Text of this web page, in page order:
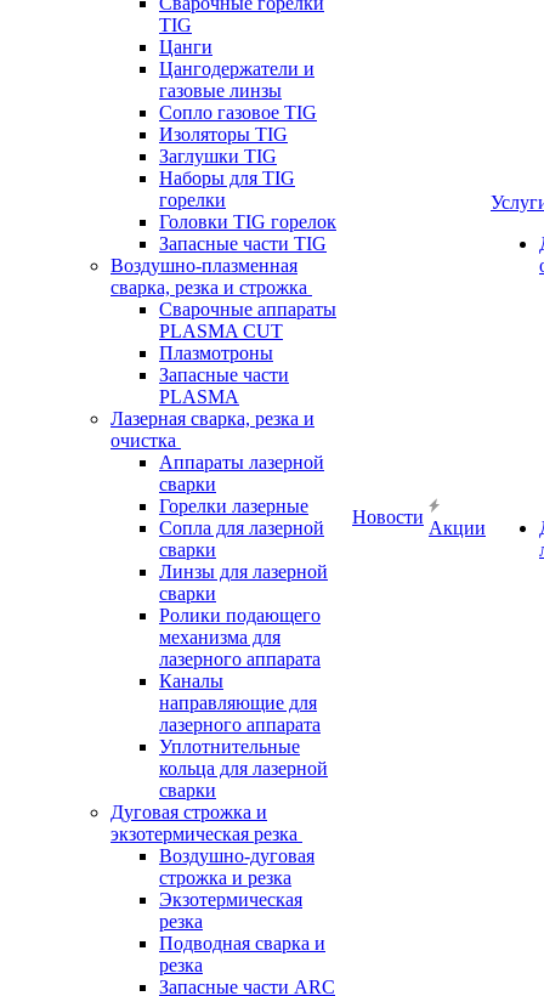
TIG
Цанги
Цангодержатели и
газовые линзы
Сопло газовое TIG
Изоляторы TIG
Заглушки TIG
Наборы для TIG
горелки
Головки TIG горелок
Запасные части TIG
Воздушно-плазменная
сварка, резка и строжка
Сварочные аппараты
PLASMA CUT
Плазмотроны
Запасные части
PLASMA
Лазерная сварка, резка и
очистка
Аппараты лазерной
сварки
Горелки лазерные
Сопла для лазерной
сварки
Линзы для лазерной
сварки
Ролики подающего
механизма для
лазерного аппарата
Каналы
направляющие для
лазерного аппарата
Уплотнительные
кольца для лазерной
сварки
Дуговая строжка и
экзотермическая резка
Воздушно-дуговая
строжка и резка
Экзотермическая
резка
Подводная сварка и
резка
Запасные части ARC
Новости
Акции